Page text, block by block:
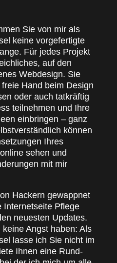
Sie von mir als
keine vorgefertigte
Für jedes Projekt
auf den
Webdesign. Sie
Hand beim Design
oder auch tatkräftig
teilnehmen und Ihre
einbringen – ganz
können
Ihres
sehen und
mit mir
Hackern gewappnet
Internetseite Pflege
neuesten Updates.
Angst haben: Als
lasse ich Sie nicht im
Ihnen eine Rund-